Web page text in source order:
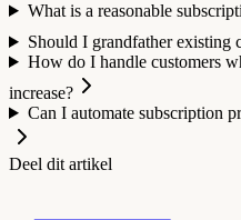
What is a reasonable
Should I grandfather existing
How do I handle customers
increase?
Can I automate subscription
Deel dit artikel